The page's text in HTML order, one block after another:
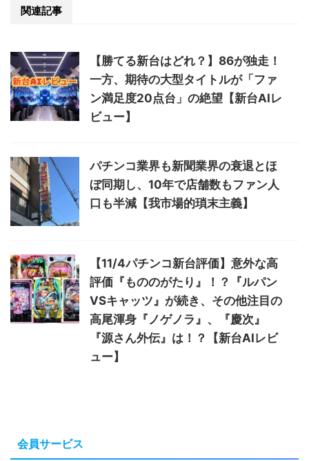
関連記事
【勝てる新台はどれ？】86が独走！
一方、期待の大型タイトルが「ファ
ン満足度20点台」の絶望【新台AIレ
ビュー】
パチンコ業界も新聞業界の衰退とほ
ぼ同期し、10年で店舗数もファン人
口も半減【我市場的瑣末主義】
【11/4パチンコ新台評価】意外な高
評価『もののがたり』！？『ルパン
VSキャッツ』が続き、その他注目の
高尾渾身『ノゲノラ』、『慶次』
『源さん外伝』は！？【新台AIレビ
ュー】
会員サービス